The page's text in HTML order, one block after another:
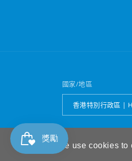
Heads up! We use cookies
國家/地區
© 2026, Waterlinks